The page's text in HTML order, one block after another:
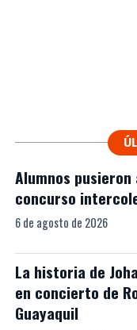
Alumnos
concurso
6 de agosto de 2026
La historia de
en concierto de
Guayaquil